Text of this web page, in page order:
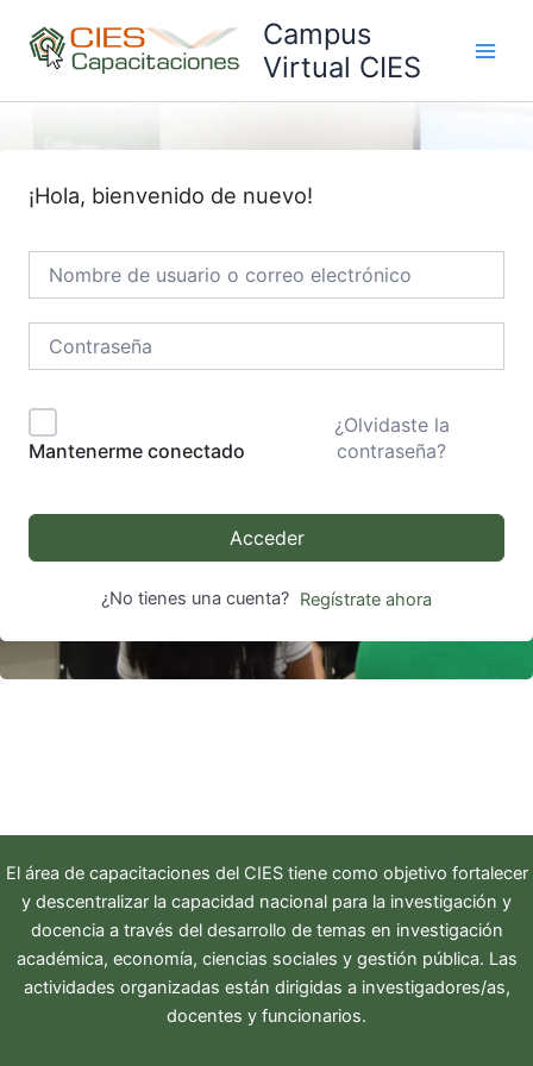
contenido
Campus
Virtual CIES
¡Hola, bienvenido de nuevo!
Mantenerme conectado
¿Olvidaste la
contraseña?
Acceder
¿No tienes una cuenta? Regístrate ahora
El área de capacitaciones del CIEStiene como objetivo fortalecer
y descentralizar la capacidad nacional para la investigación y
docencia a través del desarrollo de temas en investigación
académica, economía, ciencias sociales y gestión pública. Las
actividades organizadas están dirigidas a investigadores/as,
docentes y funcionarios.